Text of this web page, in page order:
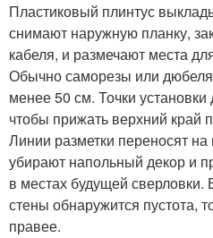
Пластиковый плинтус
снимают наружную планку,
кабеля, и размечают места
Обычно саморезы или
менее 50 см. Точки
чтобы прижать верхний край
Линии разметки переносят на
убирают напольный декор и
в местах будущей сверловки.
стены обнаружится пустота,
правее.